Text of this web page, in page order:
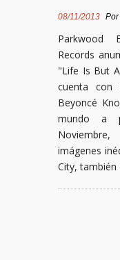
08/11/2013 Por
Parkwood
Records
"Life Is But
cuenta con
Beyoncé
mundo a
imágenes
City,